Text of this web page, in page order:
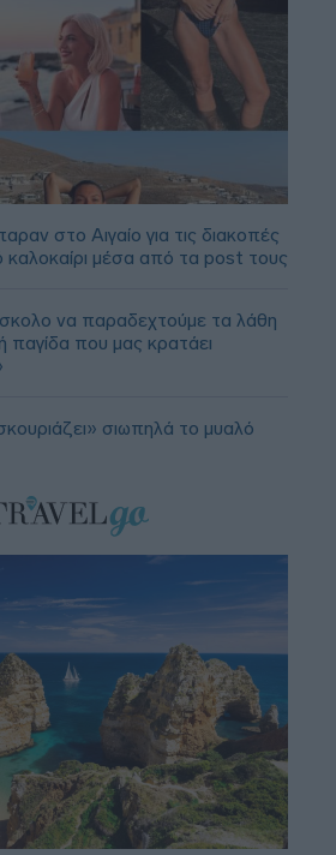
στο Αιγαίο για τις διακοπές
καλοκαίρι μέσα από τα post τους
να παραδεχτούμε τα λάθη
παγίδα που μας κρατάει
σιωπηλά το μυαλό